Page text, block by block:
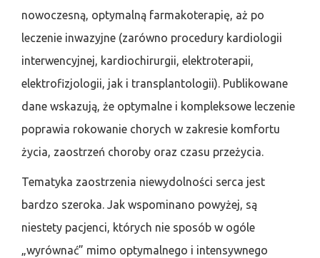
nowoczesną, optymalną farmakoterapię, aż po
leczenie inwazyjne (zarówno procedury kardiologii
interwencyjnej, kardiochirurgii, elektroterapii,
elektrofizjologii, jak i transplantologii). Publikowane
dane wskazują, że optymalne i kompleksowe leczenie
poprawia rokowanie chorych w zakresie komfortu
życia, zaostrzeń choroby oraz czasu przeżycia.
Tematyka zaostrzenia niewydolności serca jest
bardzo szeroka. Jak wspominano powyżej, są
niestety pacjenci, których nie sposób w ogóle
„wyrównać” mimo optymalnego i intensywnego